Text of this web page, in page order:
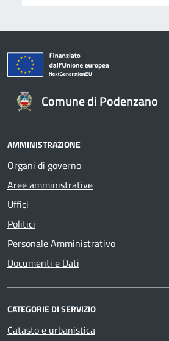
Comune di Podenzano
AMMINISTRAZIONE
Organi di governo
Aree amministrative
Uffici
Politici
Personale Amministrativo
Documenti e Dati
CATEGORIE DI SERVIZIO
Catasto e urbanistica